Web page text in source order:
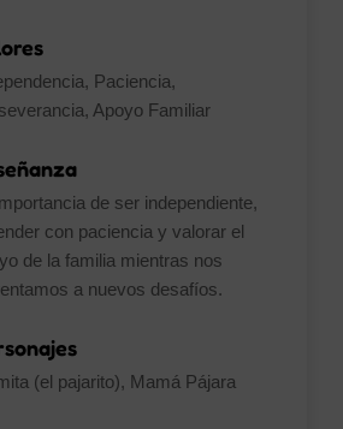
Paciencia,
Apoyo Familiar
de ser independiente,
con paciencia y valorar el
de la familia mientras nos
a nuevos desafíos.
(el pajarito), Mamá Pájara